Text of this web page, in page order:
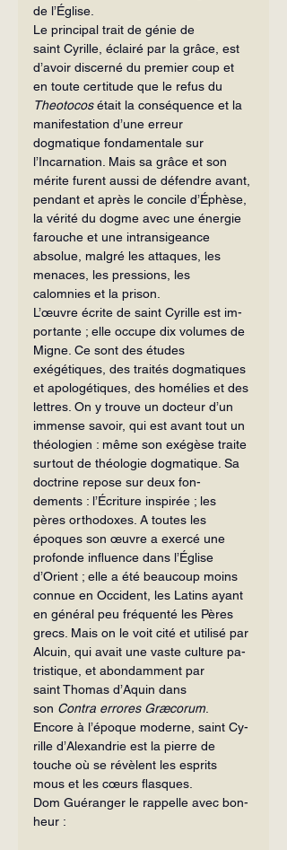
de l’Église.
Le principal trait de génie de
saint Cyrille, éclairé par la grâce, est
d’avoir discerné du premier coup et
en toute certitude que le refus du
Theotocos était la conséquence et la
manifestation d’une erreur
dogmatique fondamentale sur
l’Incarnation. Mais sa grâce et son
mérite furent aussi de défendre avant,
pendant et après le concile d’Éphèse,
la vérité du dogme avec une énergie
fa­rouche et une intransigeance
absolue, malgré les attaques, les
menaces, les pres­sions, les
calomnies et la prison.
L’œuvre écrite de saint Cyrille est im­
portante ; elle occupe dix volumes de
Migne. Ce sont des études
exégétiques, des traités dogmatiques
et apologétiques, des homélies et des
lettres. On y trouve un docteur d’un
immense savoir, qui est avant tout un
théologien : même son exé­gèse traite
surtout de théologie dogma­tique. Sa
doctrine repose sur deux fon­
dements : l’Écriture inspirée ; les
pères or­thodoxes. A toutes les
époques son œuvre a exercé une
profonde influence dans l’Église
d’Orient ; elle a été beaucoup moins
connue en Occident, les Latins ayant
en général peu fréquenté les Pères
grecs. Mais on le voit cité et utilisé par
Alcuin, qui avait une vaste culture pa­
tristique, et abondamment par
saint Thomas d’Aquin dans
son Contra er­rores Græcorum
Encore à l’époque moderne, saint Cy­
rille d’Alexandrie est la pierre de
touche où se révèlent les esprits
mous et les cœurs flasques.
Dom Guéranger le rappelle avec bon­
heur :